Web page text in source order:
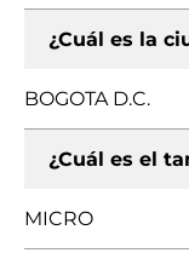
¿Cuál es la
BOGOTA D.C.
¿Cuál es el
MICRO